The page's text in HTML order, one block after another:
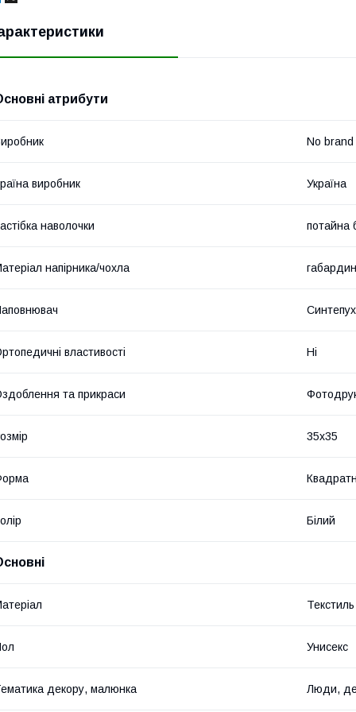
атрибути
No brand
виробник Україна
наволочки потайна
напірника/чохла габардин
Синтепух
властивості Ні
та прикраси
35x35
Білий
Текстиль
Унисекс
декору, малюнка Люди,